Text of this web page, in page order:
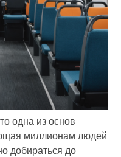
одна из основ
миллионам людей
добираться до